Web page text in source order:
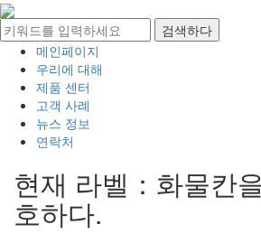
메인페이지
우리에 대해
제품 센터
고객 사례
뉴스 정보
연락처
현재 라벨： 화물칸
호하다.